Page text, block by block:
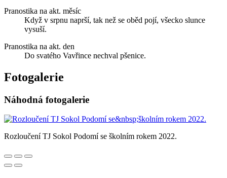
Pranostika na akt. měsíc
Když v srpnu naprší, tak než se oběd pojí, všecko slunce
vysuší.
Pranostika na akt. den
Do svatého Vavřince nechval pšenice.
Fotogalerie
Náhodná fotogalerie
Rozloučení TJ Sokol Podomí se školním rokem 2022.